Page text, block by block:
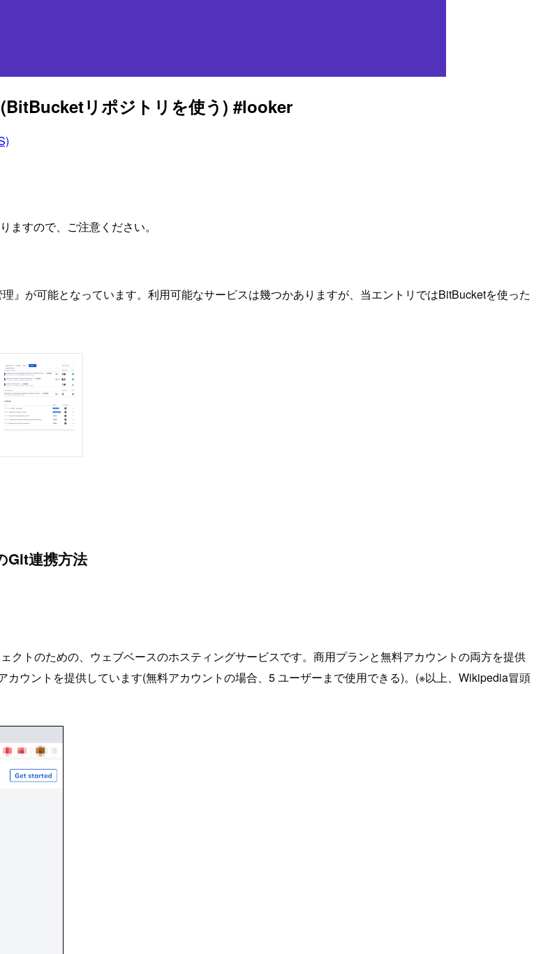
リポジトリを使う) #looker
すので、ご注意ください。
』が可能となっています。利用可能なサービスは幾つかありますが、当エントリではBitBucketを使った
Git連携方法
トのための、ウェブベースのホスティングサービスです。商用プランと無料アカウントの両方を提供
ウントを提供しています(無料アカウントの場合、5 ユーザーまで使用できる)。(※以上、Wikipedia冒頭